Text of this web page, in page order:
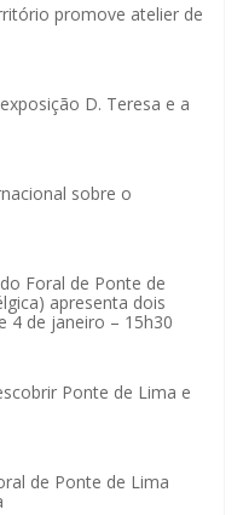
promove atelier de
D. Teresa e a
sobre o
Foral de Ponte de
apresenta dois
4 de janeiro – 15h30
Ponte de Lima e
de Ponte de Lima